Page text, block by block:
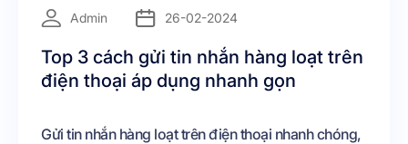
Admin 26-02-2024
Top 3 cách gửi tin nhắn hàng loạt trên
điện thoại áp dụng nhanh gọn
Gửi tin nhắn hàng loạt trên điện thoại nhanh chóng,